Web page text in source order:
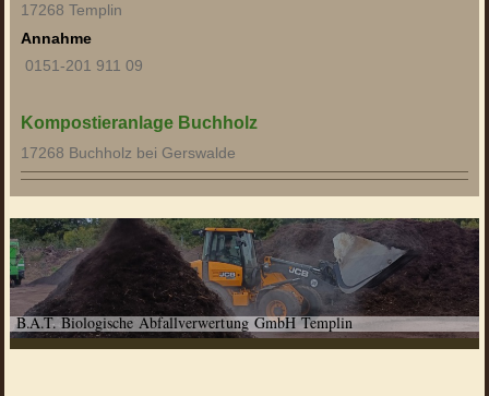
17268 Templin
Annahme
0151-201 911 09
Kompostieranlage Buchholz
17268 Buchholz bei Gerswalde
B.A.T. Biologische Abfallverwertung GmbH Templin